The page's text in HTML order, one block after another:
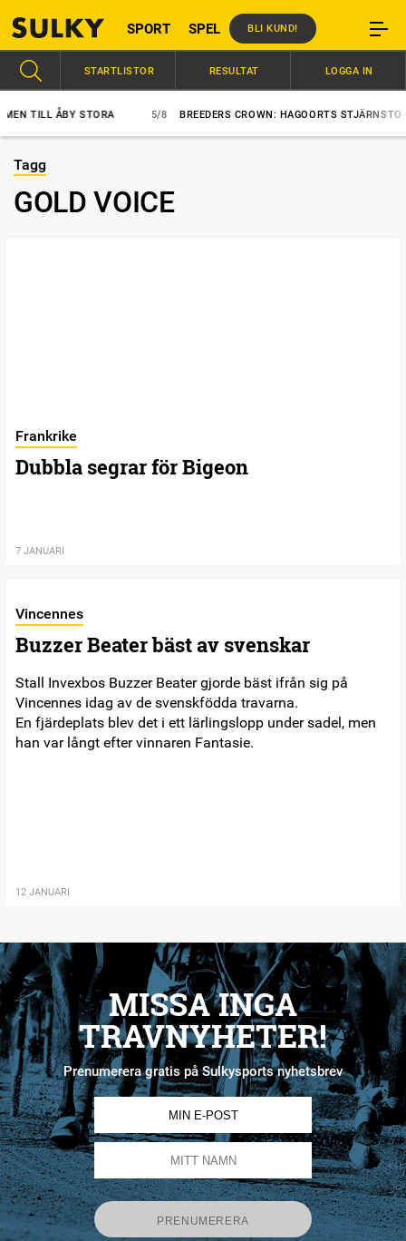
SPORT SPEL BLI KUND!
TILL ÅBY STORA BREEDERS CROWN: HAGOORTS STJÄRNSTO
STARTLISTOR RESULTAT LOGGA IN
Tagg
GOLD VOICE
Frankrike
Dubbla segrar för Bigeon
7 JANUARI
Vincennes
Buzzer Beater bäst av svenskar
Stall Invexbos Buzzer Beater gjorde bäst ifrån sig på
Vincennes idag av de svenskfödda travarna.
En fjärdeplats blev det i ett lärlingslopp under sadel, men
han var långt efter vinnaren Fantasie.
12 JANUARI
MISSA INGA
TRAVNYHETER!
Prenumerera gratis på Sulkysports nyhetsbrev